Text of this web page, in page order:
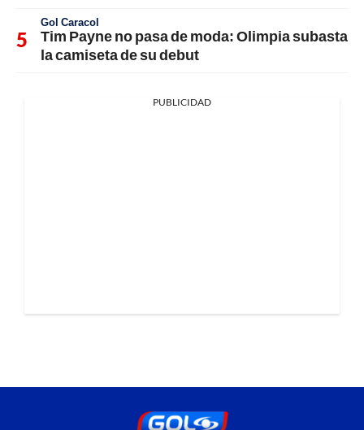
Gol Caracol
Tim Payne no pasa de moda: Olimpia subasta
la camiseta de su debut
PUBLICIDAD